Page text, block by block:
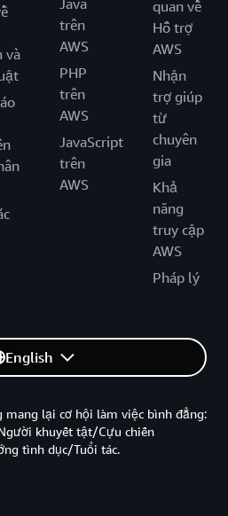
và
Java
trên
AWS
PHP
trên
AWS
JavaScript
trên
AWS
quan về
Hỗ trợ
AWS
Nhận
trợ giúp
từ
chuyên
gia
Khả
năng
truy cập
AWS
Pháp lý
English
mang lại cơ hội làm việc bình đẳng:
khuyết tật/Cựu chiến
tình dục/Tuổi tác.